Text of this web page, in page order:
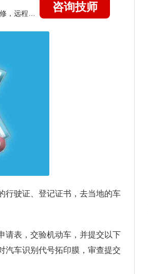
咨询技师
行驶证、登记证书，去当地的车
请表，交验机动车，并提交以下
汽车识别代号拓印膜，审查提交